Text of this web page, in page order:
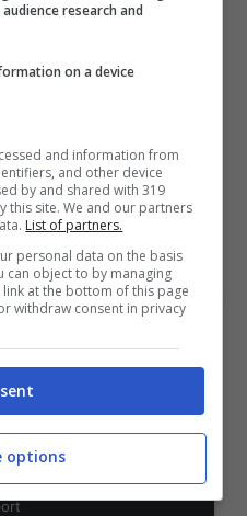
fino a 50€
FINO A 2050€
sport e scommesse
ricevi: 100% fino a 2000€
fino a 50€ in Bonus
research and
on a device
and information from
and other device
by and shared with 319
this site. We and our partners
List of partners.
personal data on the basis
can object to by managing
at the bottom of this page
withdraw consent in privacy
options